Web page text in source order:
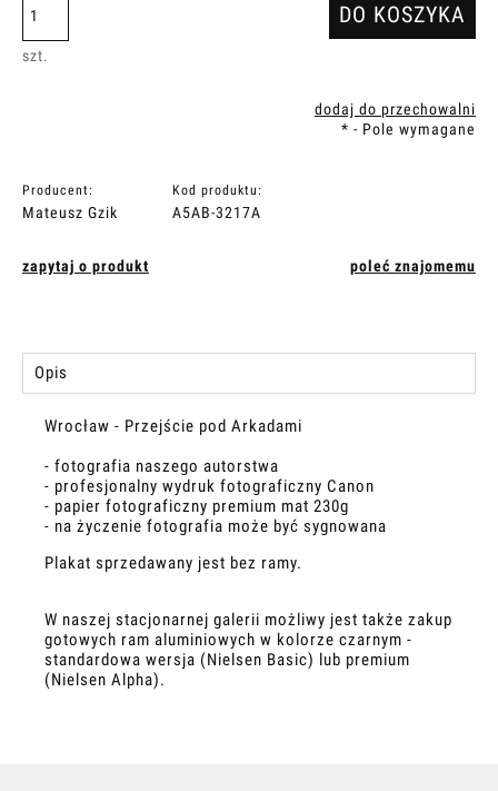
szt.
DO KOSZYKA
dodaj do przechowalni
* - Pole wymagane
Producent:
Mateusz Gzik
Kod produktu:
A5AB-3217A
zapytaj o produkt poleć znajomemu
Opis
Wrocław - Przejście pod Arkadami
- fotografia naszego autorstwa
- profesjonalny wydruk fotograficzny Canon
- papier fotograficzny premium mat 230g
- na życzenie fotografia może być sygnowana
Plakat sprzedawany jest bez ramy.
W naszej stacjonarnej galerii możliwy jest także zakup
gotowych ram aluminiowych w kolorze czarnym -
standardowa wersja (Nielsen Basic) lub premium
(Nielsen Alpha).